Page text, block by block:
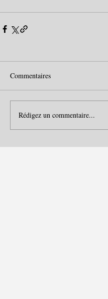
Commentaires
Rédigez un commentaire...